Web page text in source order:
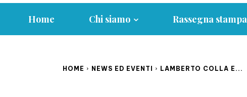
Home Chi siamo Rassegna stampa
HOME NEWS ED EVENTI LAMBERTO COLLA E...